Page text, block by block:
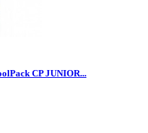
CP JUNIOR...